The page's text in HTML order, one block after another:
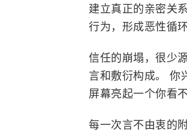
建立真正的亲密关
行为，形成恶性循环
信任的崩塌，很少
言和敷衍构成。 你
屏幕亮起一个你看
每一次言不由衷的